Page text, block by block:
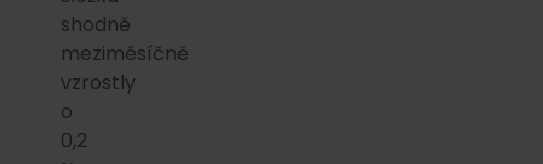
shodně
meziměsíčně
vzrostly
o
0,2